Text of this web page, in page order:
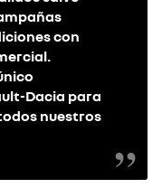
con
Dacia para
nuestros